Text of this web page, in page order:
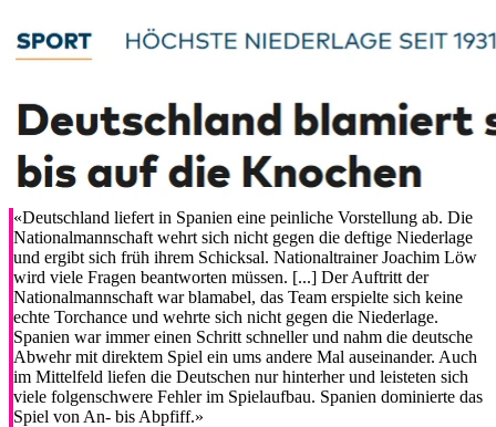
«Deutschland liefert in Spanien eine peinliche Vorstellung ab. Die
Nationalmannschaft wehrt sich nicht gegen die deftige Niederlage
und ergibt sich früh ihrem Schicksal. Nationaltrainer Joachim Löw
wird viele Fragen beantworten müssen. [...] Der Auftritt der
Nationalmannschaft war blamabel, das Team erspielte sich keine
echte Torchance und wehrte sich nicht gegen die Niederlage.
Spanien war immer einen Schritt schneller und nahm die deutsche
Abwehr mit direktem Spiel ein ums andere Mal auseinander. Auch
im Mittelfeld liefen die Deutschen nur hinterher und leisteten sich
viele folgenschwere Fehler im Spielaufbau. Spanien dominierte das
Spiel von An- bis Abpfiff.»